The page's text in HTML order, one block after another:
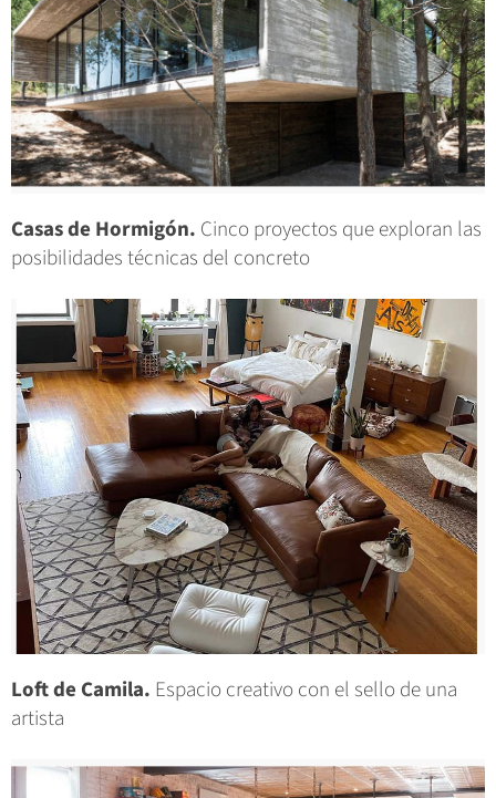
Casas de Hormigón. Cinco proyectos que exploran las
posibilidades técnicas del concreto
Loft de Camila. Espacio creativo con el sello de una
artista